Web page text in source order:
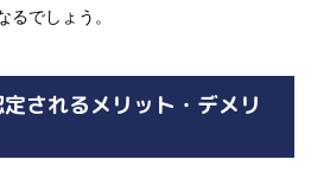
るでしょう。
されるメリット・デメリ